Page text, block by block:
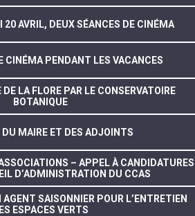
20 AVRIL, DEUX SÉANCES DE CINÉMA
CINÉMA PENDANT LES VACANCES
LA FLORE PAR LE CONSERVATOIRE
BOTANIQUE
DU MAIRE ET DES ADJOINTS
– APPEL À CANDIDATURES
D’ADMINISTRATION DU CCAS
SAISONNIER POUR L’ENTRETIEN
ESPACES VERTS